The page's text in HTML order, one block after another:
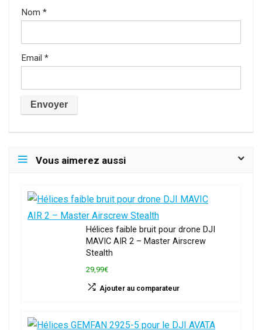
Nom *
Email *
Vous aimerez aussi
Hélices faible bruit pour drone DJI
MAVIC AIR 2 – Master Airscrew
Stealth
29,99€
Ajouter au comparateur